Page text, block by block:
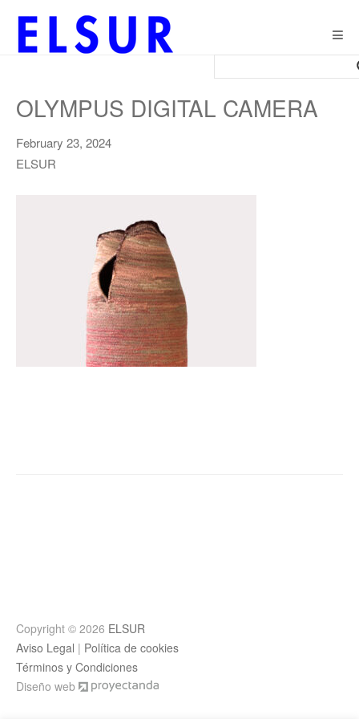
OLYMPUS DIGITAL CAMERA
February 23, 2024
ELSUR
Copyright © 2026 ELSUR
Aviso Legal | Política de cookies
Términos y Condiciones
Diseño web